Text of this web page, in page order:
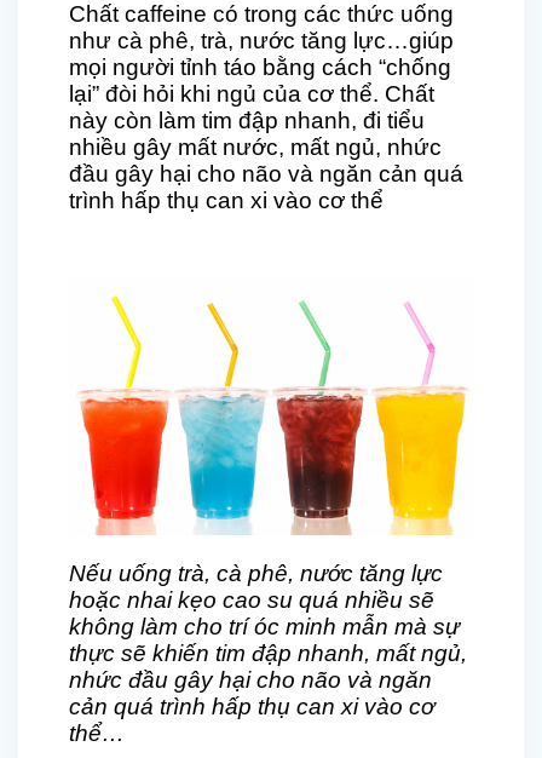
Chất caffeine có trong các thức uống
như cà phê, trà, nước tăng lực…giúp
mọi người tỉnh táo bằng cách “chống
lại” đòi hỏi khi ngủ của cơ thể. Chất
này còn làm tim đập nhanh, đi tiểu
nhiều gây mất nước, mất ngủ, nhức
đầu gây hại cho não và ngăn cản quá
trình hấp thụ can xi vào cơ thể
Nếu uống trà, cà phê, nước tăng lực
hoặc nhai kẹo cao su quá nhiều sẽ
không làm cho trí óc minh mẫn mà sự
thực sẽ khiến tim đập nhanh, mất ngủ,
nhức đầu gây hại cho não và ngăn
cản quá trình hấp thụ can xi vào cơ
thể…